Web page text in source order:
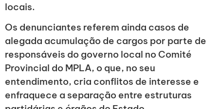
locais.
Os denunciantes referem ainda casos de
alegada acumulação de cargos por parte de
responsáveis do governo local no Comité
Provincial do MPLA, o que, no seu
entendimento, cria conflitos de interesse e
enfraquece a separação entre estruturas